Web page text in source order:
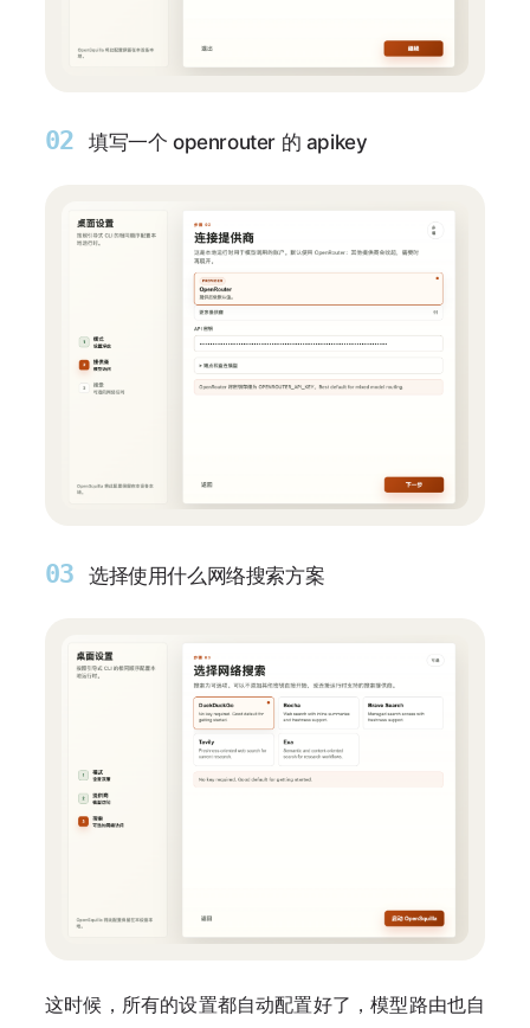
02 填写一个 openrouter 的 apikey
03 选择使用什么网络搜索方案
这时候，所有的设置都自动配置好了，模型路由也自